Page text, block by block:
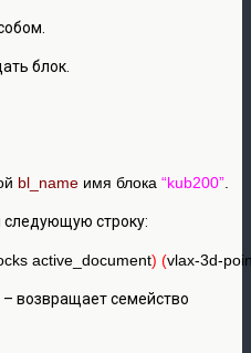
блок.
bl_name имя блока “kub200”
строку:
active_document) (vlax-3d-
– возвращает семейство